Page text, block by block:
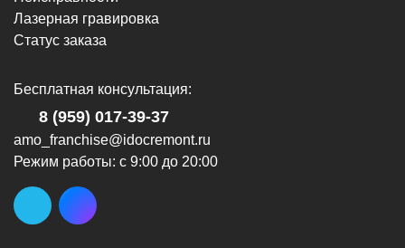
Лазерная гравировка
Статус заказа
Бесплатная консультация:
8 (959) 017-39-37
amo_franchise@idocremont.ru
Режим работы: с 9:00 до 20:00